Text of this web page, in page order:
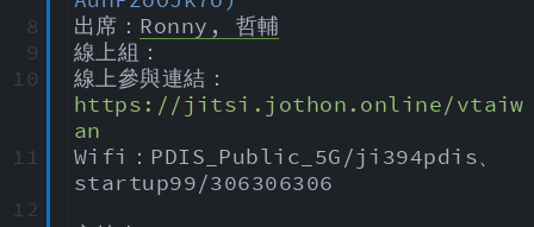
8
出席： Ronny, 哲輔
9
線上組：
10
線上參與連結：
https://jitsi.jothon.online/vtaiw
an
11
Wifi：PDIS_Public_5G/ji394pdis、
startup99/306306306
12